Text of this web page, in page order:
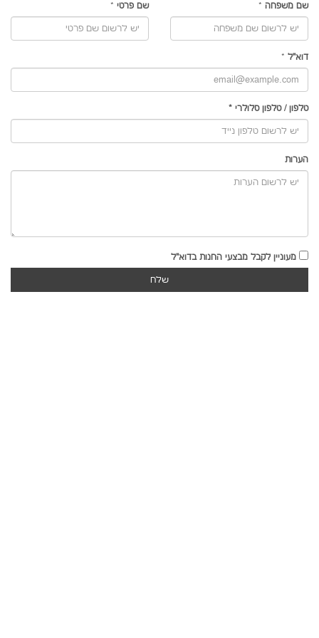
שם פרטי * שם משפחה *
דוא"ל *
טלפון /טלפון סלולרי *
הערות
מעוניין לקבל מבצעי החנות בדוא"ל